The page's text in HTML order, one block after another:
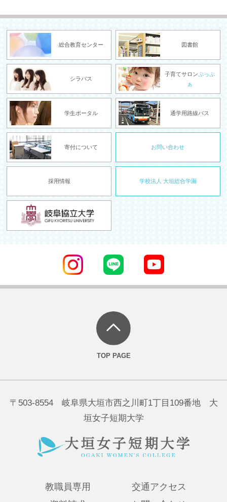
総合教育センター 図書館
シラバス
子育てサロンぷっぷ
ぁ
学生ポータル 通学用路線バス
寄付について お問い合わせ
採用情報 学校法人 大垣総合学園
〒503-8554 岐阜県大垣市西之川町1丁目109番地 大
垣女子短期大学
教職員専用
交通アクセス